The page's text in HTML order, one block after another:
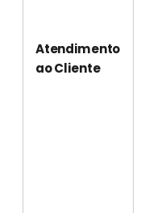
Atendimento
ao Cliente